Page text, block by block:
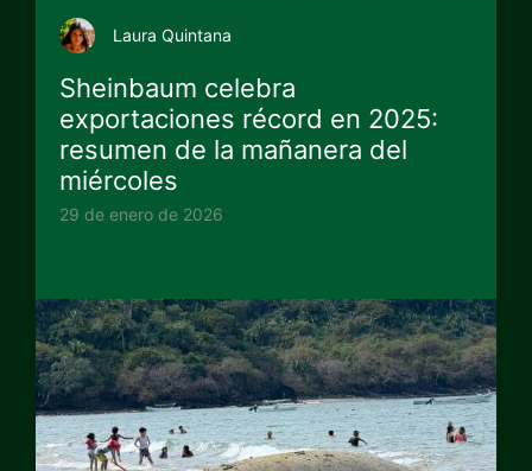
Laura Quintana
Sheinbaum celebra
exportaciones récord en 2025:
resumen de la mañanera del
miércoles
29 de enero de 2026